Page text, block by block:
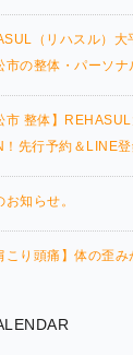
（リハスル）大
市の整体・パーソ
市 整体】
！先行予約＆LINE登
お知らせ。
こり頭痛】体の歪